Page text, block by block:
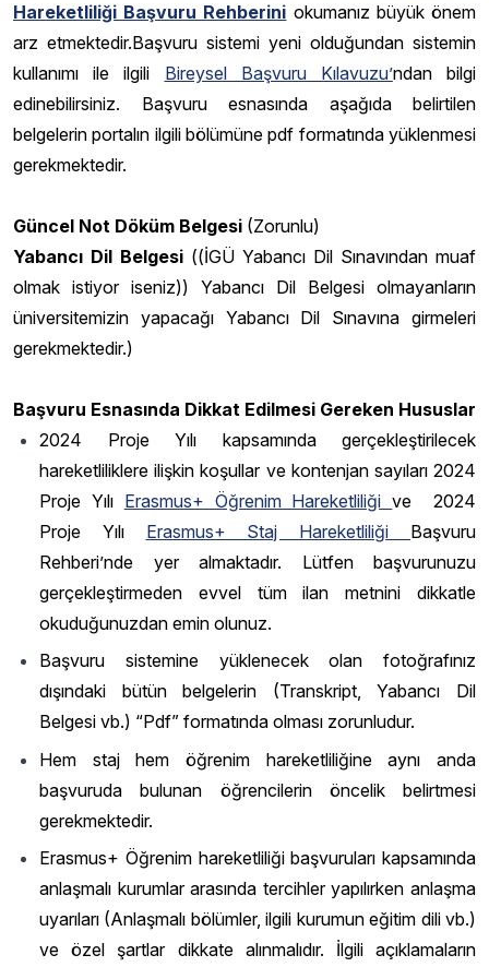
Hareketliliği Başvuru Rehberini okumanız büyük önem
arz etmektedir.Başvuru sistemi yeni olduğundan sistemin
kullanımı ile ilgili Bireysel Başvuru Kılavuzu’ndan bilgi
edinebilirsiniz. Başvuru esnasında aşağıda belirtilen
belgelerin portalın ilgili bölümüne pdf formatında yüklenmesi
gerekmektedir.
Güncel Not Döküm Belgesi (Zorunlu)
Yabancı Dil Belgesi ((İGÜ Yabancı Dil Sınavından muaf
olmak istiyor iseniz)) Yabancı Dil Belgesi olmayanların
üniversitemizin yapacağı Yabancı Dil Sınavına girmeleri
gerekmektedir.)
Başvuru Esnasında Dikkat Edilmesi Gereken Hususlar
2024 Proje Yılı kapsamında gerçekleştirilecek
hareketliliklere ilişkin koşullar ve kontenjan sayıları 2024
Proje Yılı Erasmus+ Öğrenim Hareketliliğive 2024
Proje Yılı Erasmus+ Staj Hareketliliği Başvuru
Rehberi’nde yer almaktadır. Lütfen başvurunuzu
gerçekleştirmeden evvel tüm ilan metnini dikkatle
okuduğunuzdan emin olunuz.
Başvuru sistemine yüklenecek olan fotoğrafınız
dışındaki bütün belgelerin (Transkript, Yabancı Dil
Belgesi vb.) “Pdf” formatında olması zorunludur.
Hem staj hem öğrenim hareketliliğine aynı anda
başvuruda bulunan öğrencilerin öncelik belirtmesi
gerekmektedir.
Erasmus+ Öğrenim hareketliliği başvuruları kapsamında
anlaşmalı kurumlar arasında tercihler yapılırken anlaşma
uyarıları (Anlaşmalı bölümler, ilgili kurumun eğitim dili vb.)
ve özel şartlar dikkate alınmalıdır. İlgili açıklamaların